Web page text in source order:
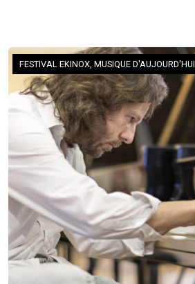
FESTIVAL EKINOX, MUSIQUE D'AUJOURD'HUI